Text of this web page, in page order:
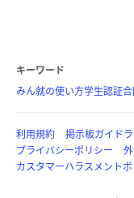
キーワード
みん就の使い方学生認証
利用規約 掲示板ガイド
プライバシーポリシー
カスタマーハラスメント